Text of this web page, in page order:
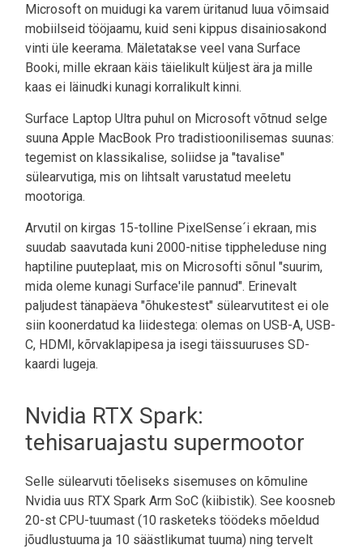
Microsoft on muidugi ka varem üritanud luua võimsaid
mobiilseid tööjaamu, kuid seni kippus disainiosakond
vinti üle keerama. Mäletatakse veel vana Surface
Booki, mille ekraan käis täielikult küljest ära ja mille
kaas ei läinudki kunagi korralikult kinni.
Surface Laptop Ultra puhul on Microsoft võtnud selge
suuna Apple MacBook Pro tradistioonilisemas suunas:
tegemist on klassikalise, soliidse ja "tavalise"
sülearvutiga, mis on lihtsalt varustatud meeletu
mootoriga.
Arvutil on kirgas 15-tolline PixelSense´i ekraan, mis
suudab saavutada kuni 2000-nitise tippheleduse ning
haptiline puuteplaat, mis on Microsofti sõnul "suurim,
mida oleme kunagi Surface'ile pannud". Erinevalt
paljudest tänapäeva "õhukestest" sülearvutitest ei ole
siin koonerdatud ka liidestega: olemas on USB-A, USB-
C, HDMI, kõrvaklapipesa ja isegi täissuuruses SD-
kaardi lugeja.
Nvidia RTX Spark:
tehisaruajastu supermootor
Selle sülearvuti tõeliseks sisemuses on kõmuline
Nvidia uus RTX Spark Arm SoC (kiibistik). See koosneb
20-st CPU-tuumast (10 rasketeks töödeks mõeldud
jõudlustuuma ja 10 säästlikumat tuuma) ning tervelt